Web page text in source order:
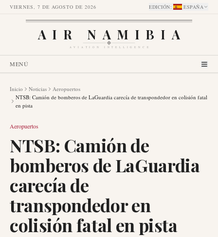
VIERNES, 7 DE AGOSTO DE 2026 EDICIÓN: ESPAÑA
AIR NAMIBIA
AVIATION INTELLIGENCE
MENÚ
Inicio Noticias
Aeropuertos
NTSB: Camión de bomberos de LaGuardia carecía de transpondedor en colisión fatal
en pista
Aeropuertos
NTSB: Camión de
bomberos de LaGuardia
carecía de
transpondedor en
colisión fatal en pista